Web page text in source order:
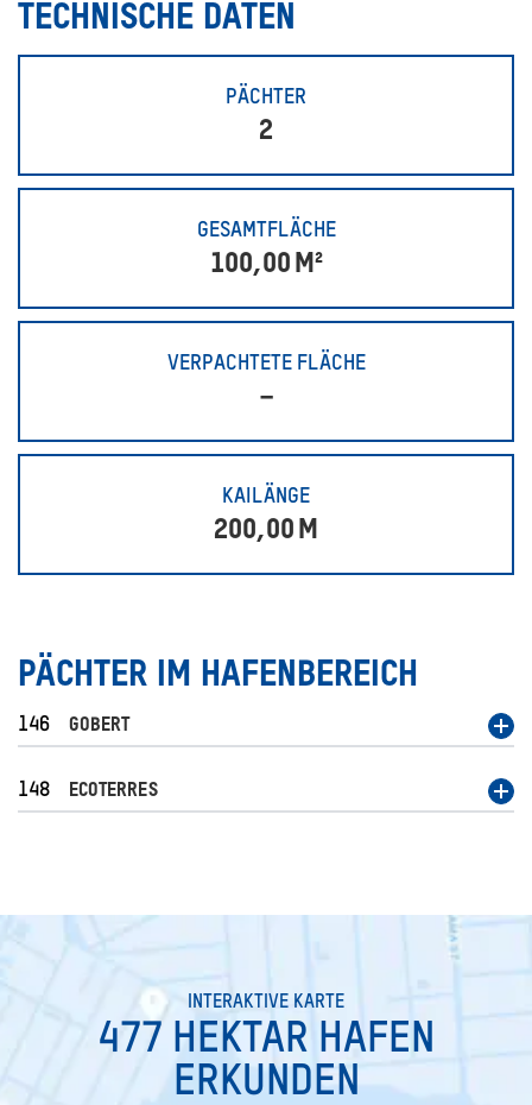
TECHNISCHE DATEN
PÄCHTER
2
GESAMTFLÄCHE
100,00 M²
VERPACHTETE FLÄCHE
–
KAILÄNGE
200,00 M
PÄCHTER IM HAFENBEREICH
146 GOBERT
148 ECOTERRES
INTERAKTIVE KARTE
477 HEKTAR HAFEN
ERKUNDEN